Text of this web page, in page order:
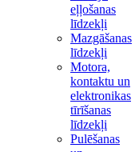
eļļošanas
līdzekļi
Mazgāšanas
līdzekļi
Motora,
kontaktu un
elektronikas
tīrīšanas
līdzekļi
Pulēšanas